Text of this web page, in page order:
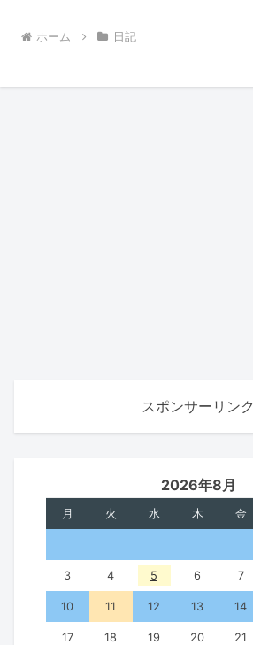
ホーム 日記
スポンサーリンク
2026年8月
月 火 水 木 金
3 4 5 6 7
10 11 12 13 14
17 18 19 20 21